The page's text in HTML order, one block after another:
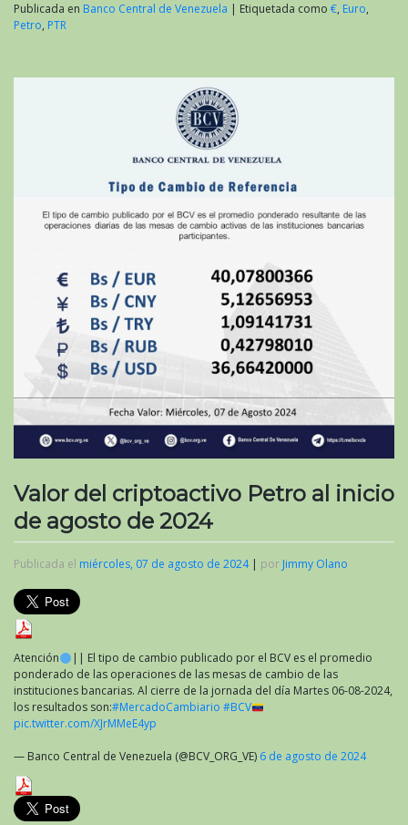
Publicada en Banco Central de Venezuela | Etiquetada como €, Euro,
Petro, PTR
Valor del criptoactivo Petro al inicio
de agosto de 2024
Publicada el miércoles, 07 de agosto de 2024| por Jimmy Olano
Atención
|| El tipo de cambio publicado por el BCV es el promedio
ponderado de las operaciones de las mesas de cambio de las
instituciones bancarias. Al cierre de la jornada del día Martes 06-08-2024,
los resultados son:#MercadoCambiario #BCV
pic.twitter.com/XJrMMeE4yp
— Banco Central de Venezuela (@BCV_ORG_VE) 6 de agosto de 2024